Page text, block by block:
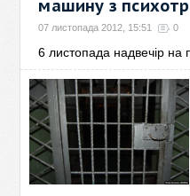
машину з
07 листопада 2012, 15:51 0
6 листопада надвечір на